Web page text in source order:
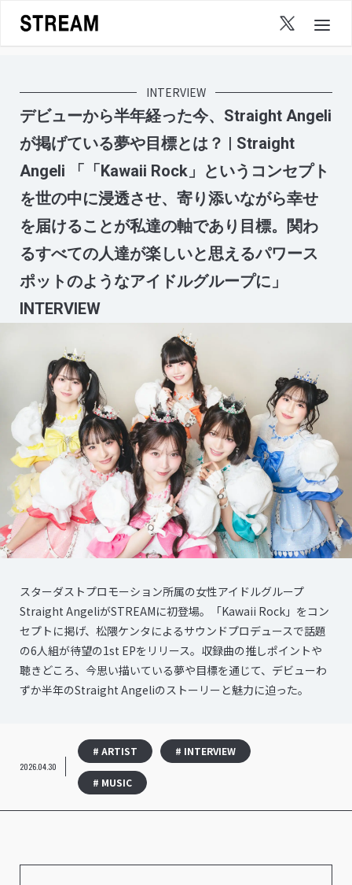
content
INTERVIEW
デビューから半年経った今、Straight Angeli
が掲げている夢や目標とは？ | Straight
Angeli 「「Kawaii Rock」というコンセプト
を世の中に浸透させ、寄り添いながら幸せ
を届けることが私達の軸であり目標。関わ
るすべての人達が楽しいと思えるパワース
ポットのようなアイドルグループに」
INTERVIEW
スターダストプロモーション所属の女性アイドルグループ
Straight AngeliがSTREAMに初登場。「Kawaii Rock」をコン
セプトに掲げ、松隈ケンタによるサウンドプロデュースで話題
の6人組が待望の1st EPをリリース。収録曲の推しポイントや
聴きどころ、今思い描いている夢や目標を通じて、デビューわ
ずか半年のStraight Angeliのストーリーと魅力に迫った。
2026.04.30
# ARTIST # INTERVIEW
# MUSIC